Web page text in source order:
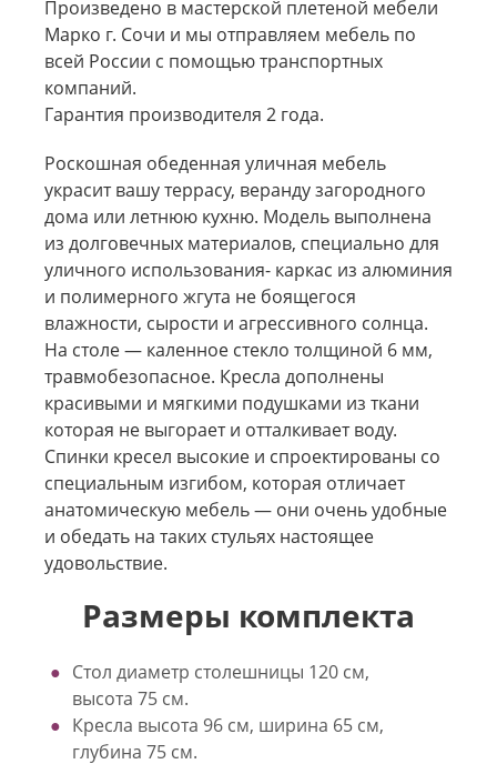
Произведено в мастерской плетеной мебели
Марко г. Сочи и мы отправляем мебель по
всей России с помощью транспортных
компаний.
Гарантия производителя 2 года.
Роскошная обеденная уличная мебель
украсит вашу террасу, веранду загородного
дома или летнюю кухню. Модель выполнена
из долговечных материалов, специально для
уличного использования- каркас из алюминия
и полимерного жгута не боящегося
влажности, сырости и агрессивного солнца.
На столе — каленное стекло толщиной 6 мм,
травмобезопасное. Кресла дополнены
красивыми и мягкими подушками из ткани
которая не выгорает и отталкивает воду.
Спинки кресел высокие и спроектированы со
специальным изгибом, которая отличает
анатомическую мебель — они очень удобные
и обедать на таких стульях настоящее
удовольствие.
Размеры комплекта
Стол диаметр столешницы 120 см,
высота 75 см.
Кресла высота 96 см, ширина 65 см,
глубина 75 см.